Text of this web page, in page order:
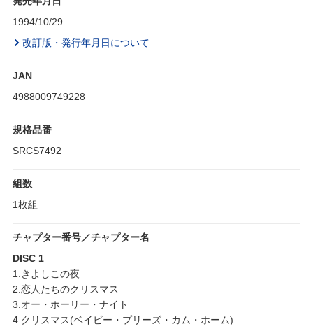
1994/10/29
改訂版・発行年月日について
JAN
4988009749228
規格品番
SRCS7492
組数
1枚組
チャプター番号／チャプター名
DISC 1
1.きよしこの夜
2.恋人たちのクリスマス
3.オー・ホーリー・ナイト
4.クリスマス(ベイビー・プリーズ・カム・ホーム)